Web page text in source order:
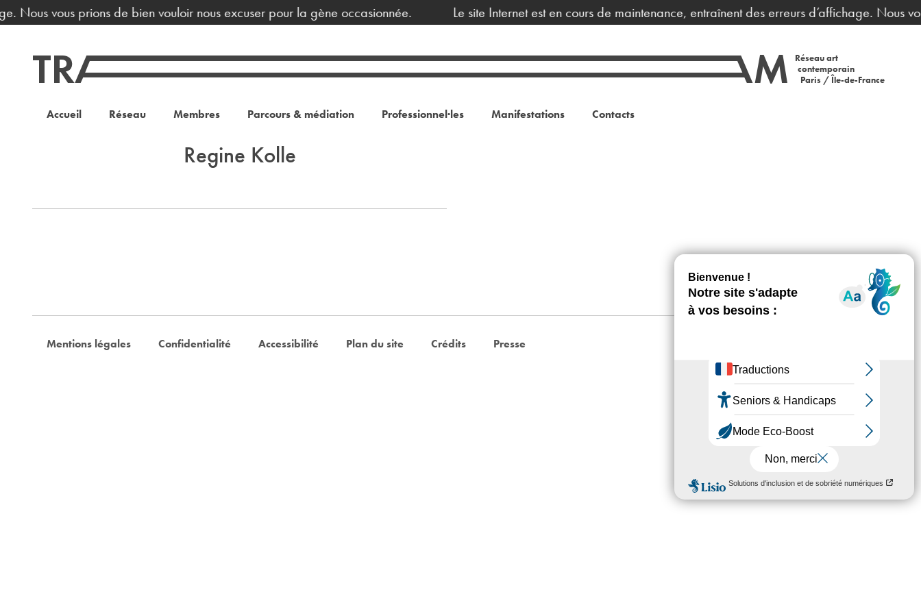
Nous vous prions de bien vouloir nous excuser pour la gène occasionnée. Le site Internet est en cours de maintenance, entraînent des erreurs d’affichage. Nous
Réseau art
contemporain
Paris / Île-de-France
Accueil Réseau Membres Parcours & médiation Professionnel·les Manifestations Contacts
Regine Kolle
Mentions légales Confidentialité Accessibilité Plan du site Crédits Presse